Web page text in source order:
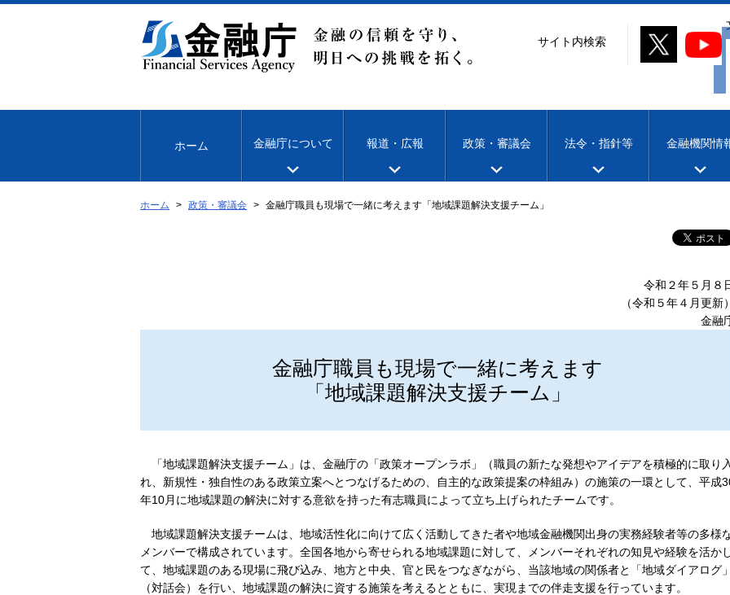
文
移
サイト内検索
ホーム 金融庁について 報道・広報 政策・審議会 法令・指針等 金融機関情
ホーム 政策・審議会 金融庁職員も現場で一緒に考えます「地域課題解決支援チーム」
令和２年５月８
（令和５年４月更新）
金融
金融庁職員も現場で一緒に考えます
「地域課題解決支援チーム」
「地域課題解決支援チーム」は、金融庁の「政策オープンラボ」（職員の新たな発想やアイデアを積極的に取り入
れ、新規性・独自性のある政策立案へとつなげるための、自主的な政策提案の枠組み）の施策の一環として、平成
年10月に地域課題の解決に対する意欲を持った有志職員によって立ち上げられたチームです。
地域課題解決支援チームは、地域活性化に向けて広く活動してきた者や地域金融機関出身の実務経験者等の多様
メンバーで構成されています。全国各地から寄せられる地域課題に対して、メンバーそれぞれの知見や経験を活か
て、地域課題のある現場に飛び込み、地方と中央、官と民をつなぎながら、当該地域の関係者と「地域ダイアログ」
（対話会）を行い、地域課題の解決に資する施策を考えるとともに、実現までの伴走支援を行っています。